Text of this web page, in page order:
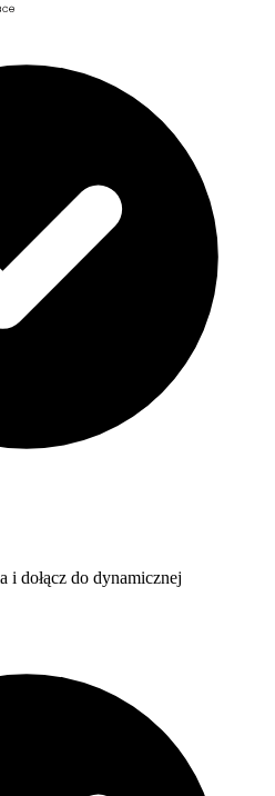
i dołącz do dynamicznej